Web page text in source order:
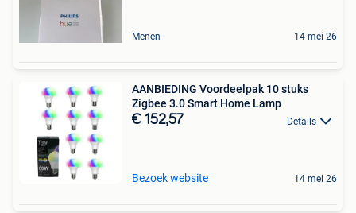
Menen 14 mei 26
AANBIEDING Voordeelpak 10 stuks
Zigbee 3.0 Smart Home Lamp
€ 152,57 Details
Bezoek website 14 mei 26